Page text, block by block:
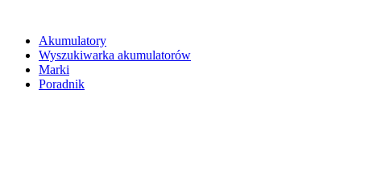
Akumulatory
Wyszukiwarka akumulatorów
Marki
Poradnik